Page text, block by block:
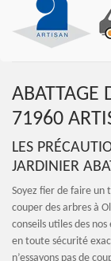
ABATTAGE
71960
LES
JARDINIER
Soyez fier de faire un
couper des arbres à
conseils utiles des
en toute sécurité
n’essayons pas de